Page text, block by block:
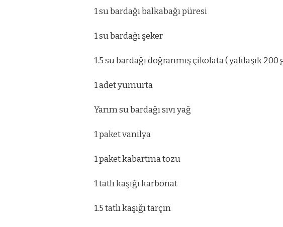
1 su bardağı balkabağı püresi
1 su bardağı şeker
1.5 su bardağı doğranmış çikolata ( yaklaşık
1 adet yumurta
Yarım su bardağı sıvı yağ
1 paket vanilya
1 paket kabartma tozu
1 tatlı kaşığı karbonat
1.5 tatlı kaşığı tarçın